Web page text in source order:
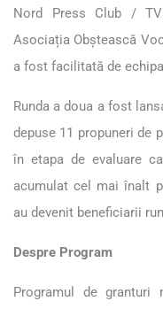
Nord Press Club /
Asociația Obștească
a fost facilitată de
Runda a doua a fost
depuse 11 propuneri de
în etapa de evaluare
acumulat cel mai înalt
au devenit beneficiarii
Despre Program
Programul de granturi